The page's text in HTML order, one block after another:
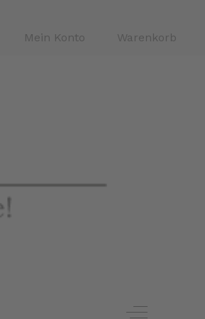
Mein Konto Warenkorb
Off-Canvas